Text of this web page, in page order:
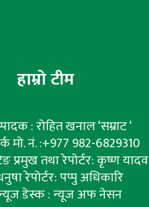
हाम्रो टीम
: रोहित खनाल ‘सम्राट ‘
मो. नं. :+977 982-6829310
प्रमुख तथा रेपोर्टर: कृष्ण यादव
रेपोर्टर: पप्पु अधिकारि
डेस्क : न्यूज अफ नेसन